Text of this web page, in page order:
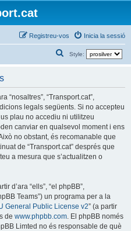
Inicia la sessió
Registreu-vos
Style:
e
c
a
“nosaltres”, “Transport.cat”,
legals següents. Si no accepteu
plau no accediu ni utilitzeu
canviar en qualsevol moment i ens
no obstant, és recomanable que
de “Transport.cat” després que
a mesura que s’actualitzen o
d’ara “ells”, “el phpBB”,
Teams”) un programa per a la
General Public License v2” (a partir
de www.phpbb.com . El phpBB només
Limted no és responsable de què